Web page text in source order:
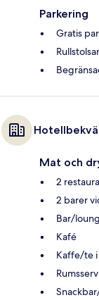
Parkering
Gratis
Mat och
2
2 barer
Bar/
Kafé
Kaffe/te